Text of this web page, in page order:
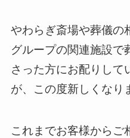
やわらぎ斎場や葬儀の
グループの関連施設で
さった方にお配りして
が、この度新しくなり
これまでお客様からご